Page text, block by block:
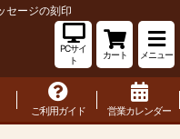
セージの刻印
PCサイ
ト
カート メニュー
ご利用ガイド 営業カレンダー